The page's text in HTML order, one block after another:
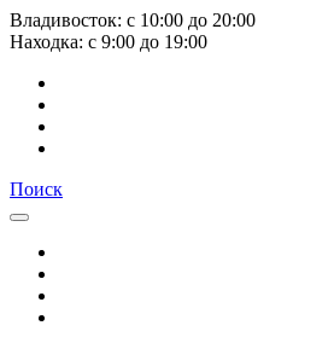
Владивосток: с 10:00 до 20:00
Находка: с 9:00 до 19:00
Поиск